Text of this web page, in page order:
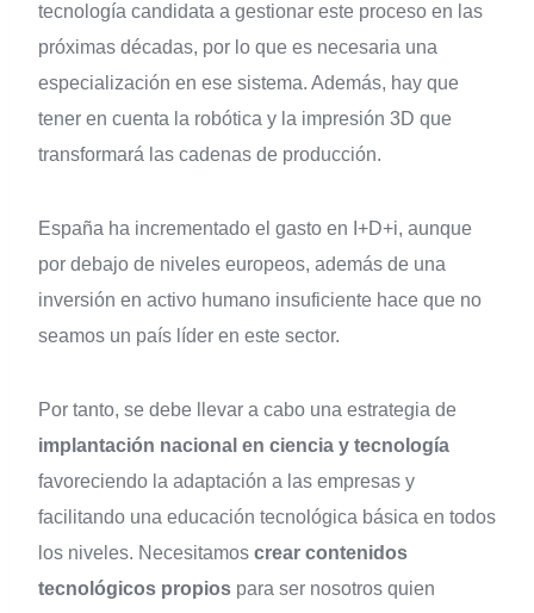
tecnología candidata a gestionar este proceso en las
próximas décadas, por lo que es necesaria una
especialización en ese sistema. Además, hay que
tener en cuenta la robótica y la impresión 3D que
transformará las cadenas de producción.
España ha incrementado el gasto en I+D+i, aunque
por debajo de niveles europeos, además de una
inversión en activo humano insuficiente hace que no
seamos un país líder en este sector.
Por tanto, se debe llevar a cabo una estrategia de
implantación nacional en ciencia y tecnología
favoreciendo la adaptación a las empresas y
facilitando una educación tecnológica básica en todos
los niveles. Necesitamos crear contenidos
tecnológicos propios para ser nosotros quien